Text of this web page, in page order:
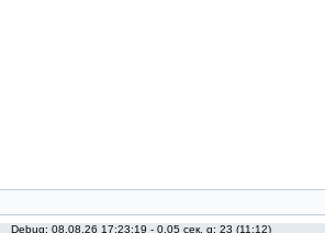
Debug: 08.08.26 17:23:19 - 0.05 сек, q: 23 (11:12)